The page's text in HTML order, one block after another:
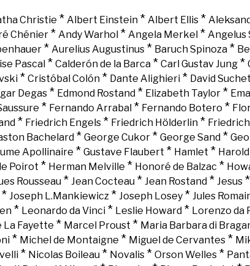
Christie * Albert Einstein* Albert Ellis*
Chénier * Andy Warhol * Angela Merkel * Angelus
* Aurelius Augustinus * Baruch Spinoza *
Pascal * Calderón de la Barca * Carl Gustav Jung *
* Cristóbal Colón * Dante Alighieri * David Suchet
Degas * Edmond Rostand * Elizabeth Taylor *
* Fernando Arrabal * Fernando Botero *
* Friedrich Engels * Friedrich Hölderlin *
Bachelard * George Cukor * George Sand *
Apollinaire * Gustave Flaubert * Hamlet *
Poirot * Herman Melville * Honoré de Balzac *
Rousseau * Jean Cocteau * Jean Rostand * Jesus *
* Joseph L.Mankiewicz* Joseph Losey* Jules
* Leonardo da Vinci* Leslie Howard* Lorenzo da
La Fayette * Marcel Proust * Maria Barbara di
* Michel de Montaigne * Miguel de Cervantes*
* Nicolas Boileau* Novalis* Orson Welles*